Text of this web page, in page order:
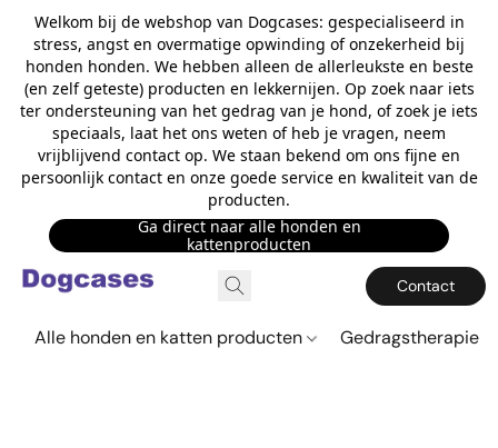
Welkom bij de webshop van Dogcases: gespecialiseerd in
stress, angst en overmatige opwinding of onzekerheid bij
honden honden. We hebben alleen de allerleukste en beste
(en zelf geteste) producten en lekkernijen. Op zoek naar iets
ter ondersteuning van het gedrag van je hond, of zoek je iets
speciaals, laat het ons weten of heb je vragen, neem
vrijblijvend contact op. We staan bekend om ons fijne en
persoonlijk contact en onze goede service en kwaliteit van de
producten.
Ga direct naar alle honden en
kattenproducten
Contact
Alle honden en katten producten Gedragstherapie